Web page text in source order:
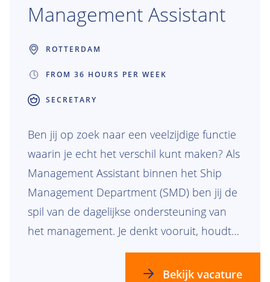
Management Assistant
ROTTERDAM
FROM 36 HOURS PER WEEK
SECRETARY
Ben jij op zoek naar een veelzijdige functie
waarin je echt het verschil kunt maken? Als
Management Assistant binnen het Ship
Management Department (SMD) ben jij de
spil van de dagelijkse ondersteuning van
het management. Je denkt vooruit, houdt
overzicht en zorgt ervoor dat alles soepel
verloopt. Werk je graag in een dynamische,
Bekijk vacature